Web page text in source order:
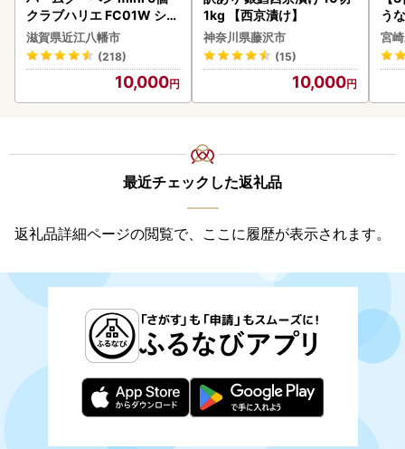
クラブハリエ FC01W シェ
アボックス バウムクーヘ
ン
滋賀県近江八幡市
(218)
10,000
1kg 【西京漬け】
神奈川県藤沢市
(15)
10,000
う
以
宮
最近チェックした返礼品
返礼品詳細ページの閲覧で、ここに履歴が表示されます。